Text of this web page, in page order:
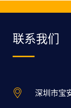
联系我们
深圳市宝